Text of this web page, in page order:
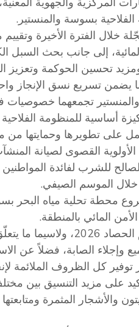
بسوسة والمنستير.
خلال الفترة الأخيرة
إلى جانب بحث السبل
تحسين الحوكمة وتعزيز
يضمن تسريع نسق الإنجاز
تجمعهما خصوصيات
أساسية للمنظومة
على تطويرها وحمايتها من
القصوى لصيانة
خلال الموسم الصيفي.
محطة تحلية مياه البحر
المائي بالمنطقة.
كما تمّ التطرّق إلى الاستعدادات الخاصة
الصابة، فضلاً عن
كل الظروف الملائمة
على مزيد التنسيق بين
المثمرة